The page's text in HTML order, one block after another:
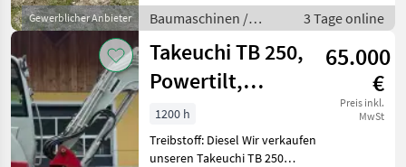
Gewerblicher Anbieter
vorhanden, neu
Baumaschinen /
Minibagger
3 Tage online
Takeuchi TB 250,
Powertilt,
Bestzustand
65.000
€
Preis inkl.
MwSt
1200 h
Treibstoff: Diesel Wir verkaufen
unseren Takeuchi TB 250